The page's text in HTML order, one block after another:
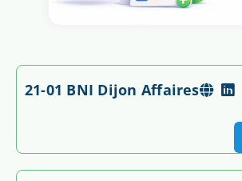
21-01 BNI Dijon Affaires